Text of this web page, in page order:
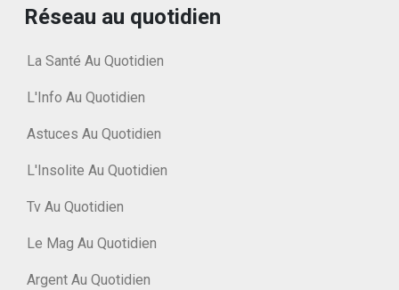
Réseau au quotidien
La Santé Au Quotidien
L'Info Au Quotidien
Astuces Au Quotidien
L'Insolite Au Quotidien
Tv Au Quotidien
Le Mag Au Quotidien
Argent Au Quotidien